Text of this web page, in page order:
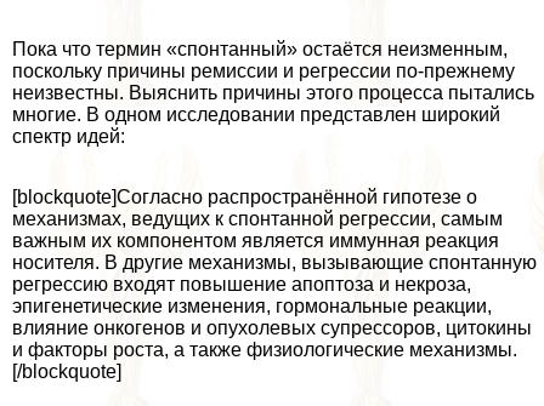
Пока что термин «спонтанный» остаётся неизменным,
поскольку причины ремиссии и регрессии по-прежнему
неизвестны. Выяснить причины этого процесса пытались
многие. В одном исследовании представлен широкий
спектр идей:
[blockquote]Согласно распространённой гипотезе о
механизмах, ведущих к спонтанной регрессии, самым
важным их компонентом является иммунная реакция
носителя. В другие механизмы, вызывающие спонтанную
регрессию входят повышение апоптоза и некроза,
эпигенетические изменения, гормональные реакции,
влияние онкогенов и опухолевых супрессоров, цитокины
и факторы роста, а также физиологические механизмы.
[/blockquote]